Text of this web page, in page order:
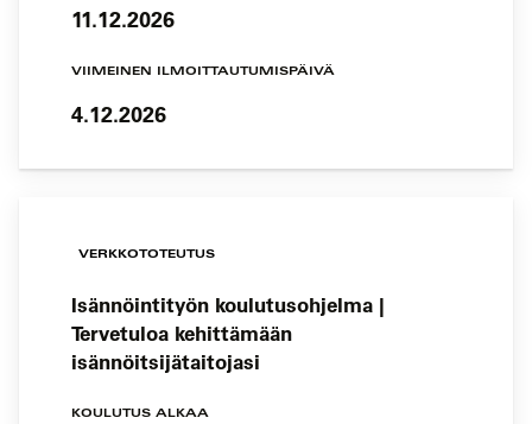
11.12.2026
VIIMEINEN ILMOITTAUTUMISPÄIVÄ
4.12.2026
VERKKOTOTEUTUS
Isännöintityön koulutusohjelma |
Tervetuloa kehittämään
isännöitsijätaitojasi
KOULUTUS ALKAA